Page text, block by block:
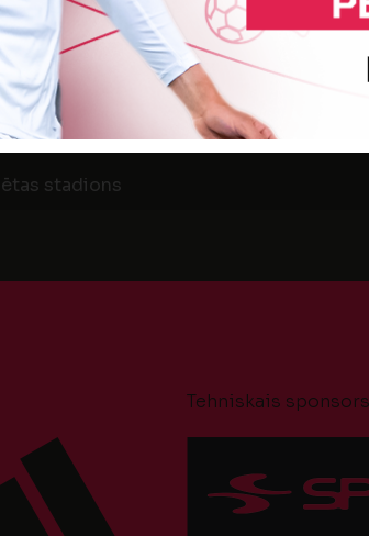
čempionāts futbolā Attīstības B
BJSS 0
stadions
Tehniskais sponsors